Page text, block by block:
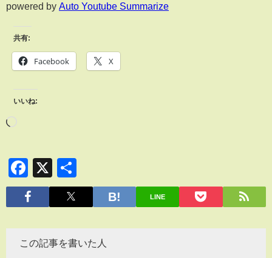
powered by Auto Youtube Summarize
共有:
Facebook X
いいね:
Facebook
X
有
LINE
この記事を書いた人